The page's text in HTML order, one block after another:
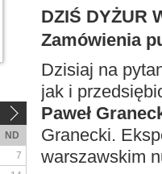
DZIŚ DYŻUR
Zamówienia
Dzisiaj na
jak i
Paweł
Granecki.
warszawskim
ND
7